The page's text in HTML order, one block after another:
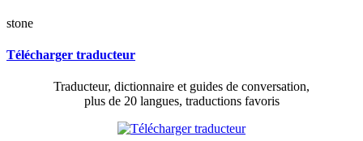
stone
Télécharger traducteur
Traducteur, dictionnaire et guides de conversation,
plus de 20 langues, traductions favoris